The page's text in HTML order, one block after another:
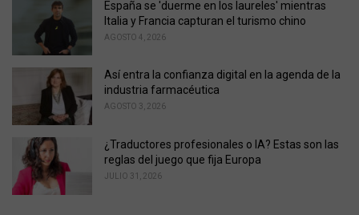
España se 'duerme en los laureles' mientras
Italia y Francia capturan el turismo chino
AGOSTO 4, 2026
Así entra la confianza digital en la agenda de la
industria farmacéutica
AGOSTO 3, 2026
¿Traductores profesionales o IA? Estas son las
reglas del juego que fija Europa
JULIO 31, 2026